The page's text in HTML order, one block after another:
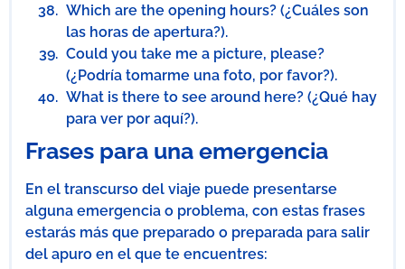
Which are the opening hours? (¿Cuáles son
las horas de apertura?).
Could you take me a picture, please?
(¿Podría tomarme una foto, por favor?).
What is there to see around here? (¿Qué hay
para ver por aquí?).
Frases para una emergencia
En el transcurso del viaje puede presentarse
alguna emergencia o problema, con estas frases
estarás más que preparado o preparada para salir
del apuro en el que te encuentres: